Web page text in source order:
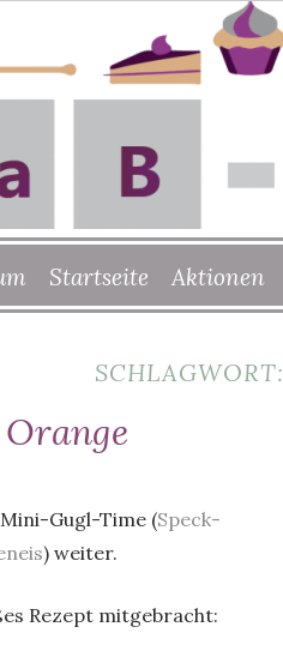
Startseite Aktionen
SCHLAGWORT:
Gugl-Time (Speck-
) weiter.
Rezept mitgebracht: